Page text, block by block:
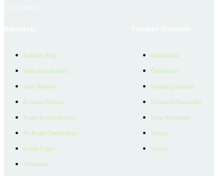
Emlakjet Blog
Satın Alma Rehberi
Satıcı Rehberi
Kiralama Rehberi
Konut Kredisi Rehberi
Ne Kadar Ödeyebilirim
Emlak Değeri
Verilerimiz
Hakkımızda
Ödüllerimiz
Reklam Çözümleri
Kurumsal Materyaller
İnsan Kaynakları
İletişim
Yardım